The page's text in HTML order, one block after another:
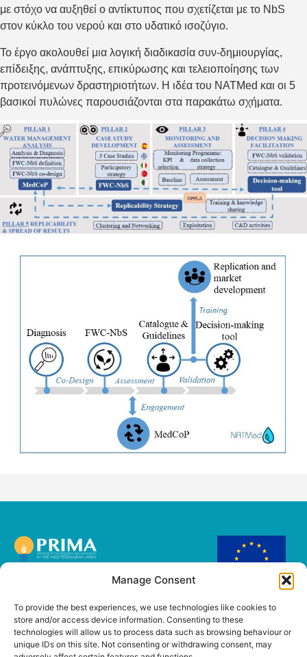
Manage Consent
To provide the best experiences, we use technologies like cookies to
store and/or access device information. Consenting to these
technologies will allow us to process data such as browsing behaviour or
unique IDs on this site. Not consenting or withdrawing consent, may
με στόχο να αυξηθεί ο αντίκτυπος που σχετίζεται με το NbS
στον κύκλο του νερού και στο υδατικό ισοζύγιο.
Το έργο ακολουθεί μια λογική διαδικασία συν-δημιουργίας,
επίδειξης, ανάπτυξης, επικύρωσης και τελειοποίησης των
προτεινόμενων δραστηριοτήτων. Η ιδέα του NATMed και οι 5
βασικοί πυλώνες παρουσιάζονται στα παρακάτω σχήματα.
This project has
the European Union’s
PRIMA Research and
innovation
programme under